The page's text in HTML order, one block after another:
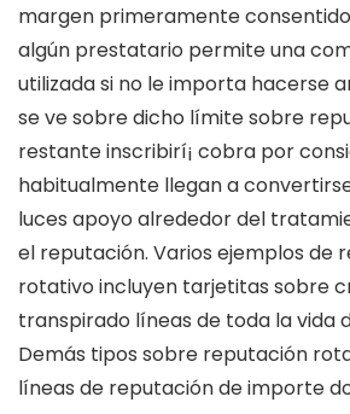
margen primeramente
algún prestatario permite una
utilizada si no le importa hacerse
se ve sobre dicho límite sobre
restante inscribirí¡ cobra por
habitualmente llegan a
luces apoyo alrededor del
el reputación. Varios ejemplos de
rotativo incluyen tarjetitas sobre
transpirado líneas de toda la vida
Demás tipos sobre reputación
líneas de reputación de importe